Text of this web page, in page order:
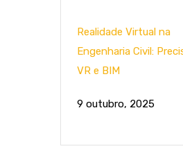
Realidade Virtual na
Engenharia Civil:
VR e BIM
9 outubro, 2025